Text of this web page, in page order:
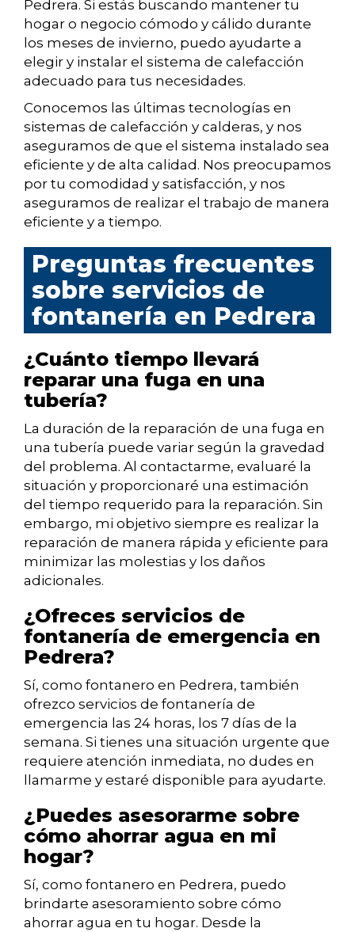
Pedrera. Si estás buscando mantener tu
hogar o negocio cómodo y cálido durante
los meses de invierno, puedo ayudarte a
elegir y instalar el sistema de calefacción
adecuado para tus necesidades.
Conocemos las últimas tecnologías en
sistemas de calefacción y calderas, y nos
aseguramos de que el sistema instalado sea
eficiente y de alta calidad. Nos preocupamos
por tu comodidad y satisfacción, y nos
aseguramos de realizar el trabajo de manera
eficiente y a tiempo.
Preguntas frecuentes
sobre servicios de
fontanería en Pedrera
¿Cuánto tiempo llevará
reparar una fuga en una
tubería?
La duración de la reparación de una fuga en
una tubería puede variar según la gravedad
del problema. Al contactarme, evaluaré la
situación y proporcionaré una estimación
del tiempo requerido para la reparación. Sin
embargo, mi objetivo siempre es realizar la
reparación de manera rápida y eficiente para
minimizar las molestias y los daños
adicionales.
¿Ofreces servicios de
fontanería de emergencia en
Pedrera?
Sí, como fontanero en Pedrera, también
ofrezco servicios de fontanería de
emergencia las 24 horas, los 7 días de la
semana. Si tienes una situación urgente que
requiere atención inmediata, no dudes en
llamarme y estaré disponible para ayudarte.
¿Puedes asesorarme sobre
cómo ahorrar agua en mi
hogar?
Sí, como fontanero en Pedrera, puedo
brindarte asesoramiento sobre cómo
ahorrar agua en tu hogar. Desde la